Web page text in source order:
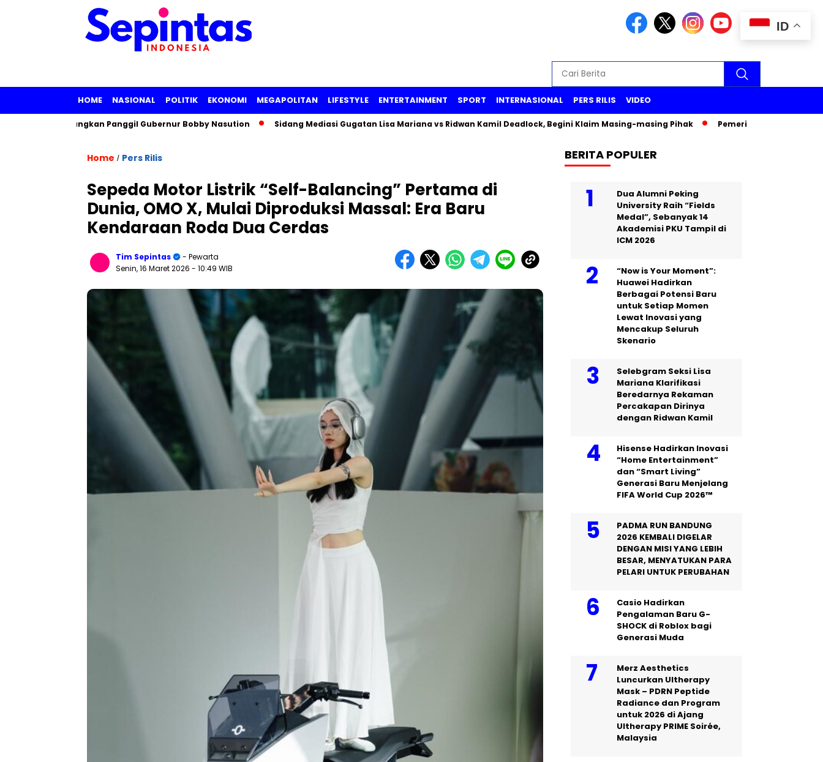
HOME NASIONAL POLITIK EKONOMI MEGAPOLITAN LIFESTYLE ENTERTAINMENT SPORT INTERNASIONAL PERS RILIS VIDEO
Panggil Gubernur Bobby Nasution Sidang Mediasi Gugatan Lisa Mariana vs Ridwan Kamil Deadlock, Begini Klaim Masing-masing Pihak Pemeriksaan Wakil Menteri PU
Home / Pers Rilis
Sepeda Motor Listrik “Self-Balancing” Pertama di
Dunia, OMO X, Mulai Diproduksi Massal: Era Baru
Kendaraan Roda Dua Cerdas
Tim Sepintas
- Pewarta
Senin, 16 Maret 2026 - 10:49 WIB
BERITA POPULER
Dua Alumni Peking
University Raih “Fields
Medal”, Sebanyak 14
Akademisi PKU Tampil di
ICM 2026
“Now is Your Moment”:
Huawei Hadirkan
Berbagai Potensi Baru
untuk Setiap Momen
Lewat Inovasi yang
Mencakup Seluruh
Skenario
Selebgram Seksi Lisa
Mariana Klarifikasi
Beredarnya Rekaman
Percakapan Dirinya
dengan Ridwan Kamil
Hisense Hadirkan Inovasi
“Home Entertainment”
dan “Smart Living”
Generasi Baru Menjelang
FIFA World Cup 2026™
PADMA RUN BANDUNG
2026 KEMBALI DIGELAR
DENGAN MISI YANG LEBIH
BESAR, MENYATUKAN PARA
PELARI UNTUK PERUBAHAN
Casio Hadirkan
Pengalaman Baru G-
SHOCK di Roblox bagi
Generasi Muda
Merz Aesthetics
Luncurkan Ultherapy
Mask – PDRN Peptide
Radiance dan Program
untuk 2026 di Ajang
Ultherapy PRIME Soirée,
Malaysia
ID